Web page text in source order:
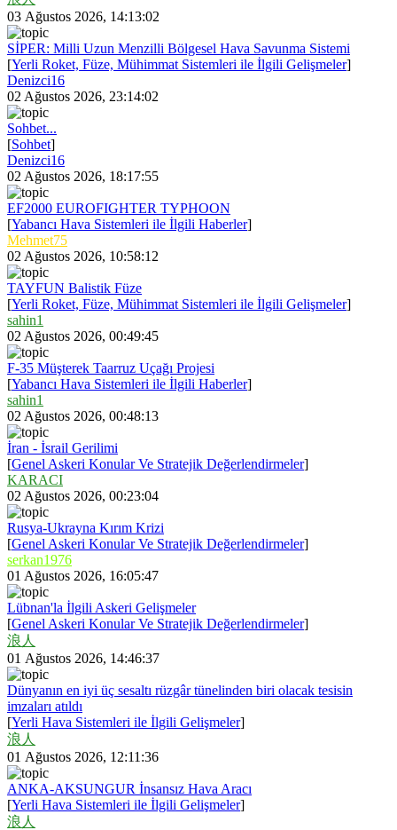
03 Ağustos 2026, 14:13:02
SİPER: Milli Uzun Menzilli Bölgesel Hava Savunma Sistemi
[Yerli Roket, Füze, Mühimmat Sistemleri ile İlgili Gelişmeler]
Denizci16
02 Ağustos 2026, 23:14:02
Sohbet...
[Sohbet]
Denizci16
02 Ağustos 2026, 18:17:55
EF2000 EUROFIGHTER TYPHOON
[Yabancı Hava Sistemleri ile İlgili Haberler]
Mehmet75
02 Ağustos 2026, 10:58:12
TAYFUN Balistik Füze
[Yerli Roket, Füze, Mühimmat Sistemleri ile İlgili Gelişmeler]
sahin1
02 Ağustos 2026, 00:49:45
F-35 Müşterek Taarruz Uçağı Projesi
[Yabancı Hava Sistemleri ile İlgili Haberler]
sahin1
02 Ağustos 2026, 00:48:13
İran - İsrail Gerilimi
[Genel Askeri Konular Ve Stratejik Değerlendirmeler]
KARACI
02 Ağustos 2026, 00:23:04
Rusya-Ukrayna Kırım Krizi
[Genel Askeri Konular Ve Stratejik Değerlendirmeler]
serkan1976
01 Ağustos 2026, 16:05:47
Lübnan'la İlgili Askeri Gelişmeler
[Genel Askeri Konular Ve Stratejik Değerlendirmeler]
浪人
01 Ağustos 2026, 14:46:37
Dünyanın en iyi üç sesaltı rüzgâr tünelinden biri olacak tesisin
imzaları atıldı
[Yerli Hava Sistemleri ile İlgili Gelişmeler]
浪人
01 Ağustos 2026, 12:11:36
ANKA-AKSUNGUR İnsansız Hava Aracı
[Yerli Hava Sistemleri ile İlgili Gelişmeler]
浪人